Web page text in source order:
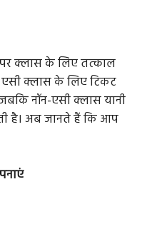
क्लास के लिए तत्काल
क्लास के लिए टिकट
नॉन-एसी क्लास यानी
है। अब जानते हैं कि आप